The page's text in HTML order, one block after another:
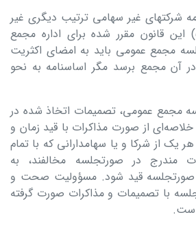
شرکتهای غیر سهامی ترتیب دیگری غیر
از آنچه در ماده (۵۴۸) این قانون مقرر شده برای اداره مجمع
مجمع عمومی باید به امضای اکثریت
در آن مجمع برسد مگر اساسنامه به نحو
مجمع عمومی، تصمیمات اتخاذ شده در
از صورت مذاکرات با قید زمان و
یک از شرکا و یا سهامدارانی که با تمام
مندرج در صورتجلسه مخالفند، به
صورتجلسه قید شود. مسؤولیت صحت و
با تصمیمات و مذاکرات صورت گرفته
است.